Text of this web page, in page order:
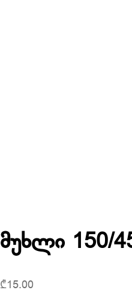
მუხლი 150/
₾15.00